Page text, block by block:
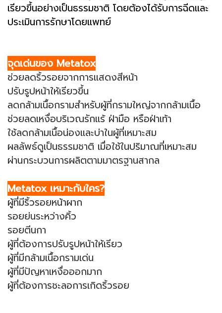
เรียวขึ้นอย่างเป็นธรรมชาติ โดยต้องได้รับการฉีดและ
ประเมินการรักษาโดยแพทย์
จุดเด่นของ Metatox
ช่วยลดริ้วรอยจากการแสดงสีหน้า
ปรับรูปหน้าให้เรียวขึ้น
ลดกล้ามเนื้อกรามสำหรับผู้ที่กรามใหญ่จากกล้ามเนื้อ
ช่วยลดเหงื่อบริเวณรักแร้ ฝ่ามือ หรือฝ่าเท้า
ใช้ลดกล้ามเนื้อน่องและบ่าในผู้ที่เหมาะสม
ผลลัพธ์ดูเป็นธรรมชาติ เมื่อใช้ในปริมาณที่เหมาะสม
ผ่านกระบวนการผลิตตามมาตรฐานสากล
Metatox เหมาะกับใคร?
ผู้ที่มีริ้วรอยหน้าผาก
รอยย่นระหว่างคิ้ว
รอยตีนกา
ผู้ที่ต้องการปรับรูปหน้าให้เรียว
ผู้ที่มีกล้ามเนื้อกรามเด่น
ผู้ที่มีปัญหาเหงื่อออกมาก
ผู้ที่ต้องการชะลอการเกิดริ้วรอย